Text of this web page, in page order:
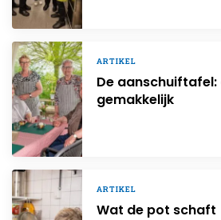
ARTIKEL
De aanschuiftafel:
gemakkelijk
ARTIKEL
Wat de pot schaft